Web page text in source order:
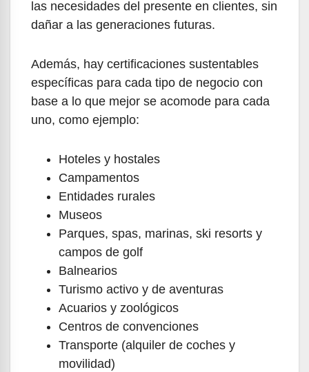
las necesidades del presente en clientes, sin
dañar a las generaciones futuras.
Además, hay certificaciones sustentables
específicas para cada tipo de negocio con
base a lo que mejor se acomode para cada
uno, como ejemplo:
Hoteles y hostales
Campamentos
Entidades rurales
Museos
Parques, spas, marinas, ski resorts y
campos de golf
Balnearios
Turismo activo y de aventuras
Acuarios y zoológicos
Centros de convenciones
Transporte (alquiler de coches y
movilidad)